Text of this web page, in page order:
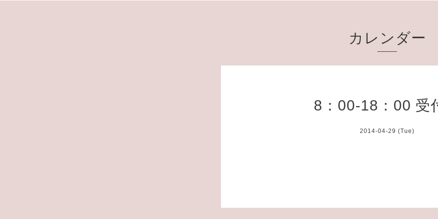
カレンダー
8：00-18：00 受
2014-04-29 (Tue)